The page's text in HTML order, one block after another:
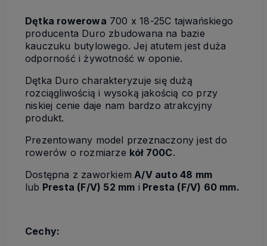
Dętka rowerowa 700 x 18-25C tajwańskiego
producenta Duro zbudowana na bazie
kauczuku butylowego. Jej atutem jest duża
odporność i żywotność w oponie.
Dętka Duro charakteryzuje się dużą
rozciągliwością i wysoką jakością co przy
niskiej cenie daje nam bardzo atrakcyjny
produkt.
Prezentowany model przeznaczony jest do
rowerów o rozmiarze kół 700C.
Dostępna z zaworkiem A/V auto 48 mm
lub Presta (F/V) 52 mm i Presta (F/V) 60 mm.
Cechy: